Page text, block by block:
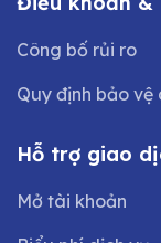
Công bố rủi ro
Quy định bảo vệ
Hỗ trợ giao
Mở tài khoản